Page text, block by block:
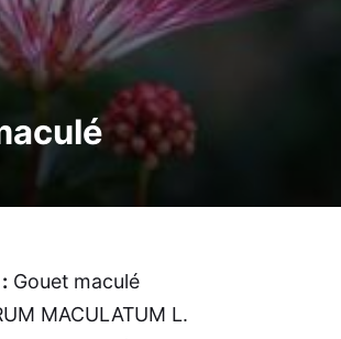
Gouet maculé
MACULATUM L.